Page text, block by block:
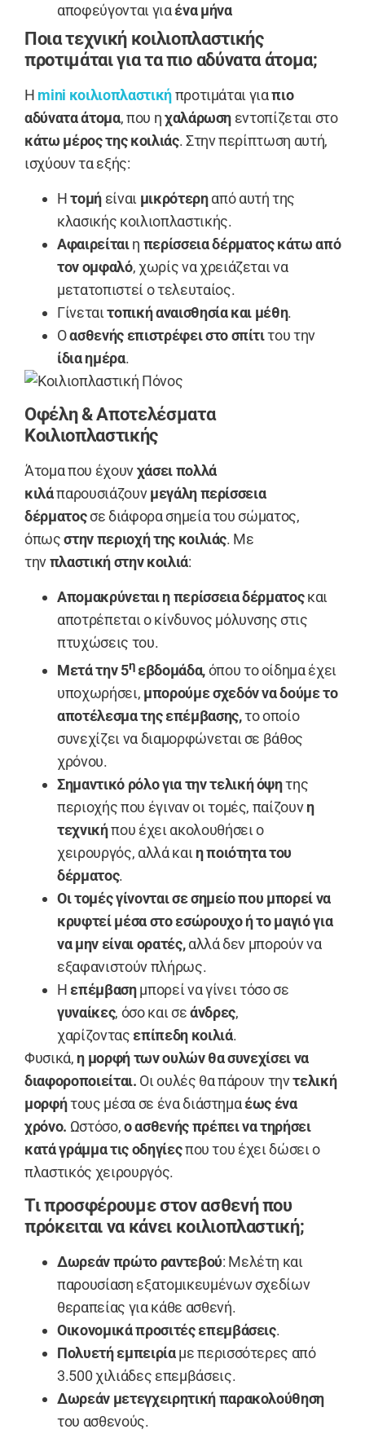
αποφεύγονται γιαένα μήνα
Ποια τεχνική κοιλιοπλαστικής
προτιμάται για τα πιο αδύνατα άτομα;
Η mini κοιλιοπλαστικήπροτιμάται γιαπιο
αδύνατα άτομα, που ηχαλάρωση εντοπίζεται στο
κάτω μέρος της κοιλιάς. Στην περίπτωση αυτή,
ισχύουν τα εξής:
Ητομήείναι μικρότερηαπό αυτή της
κλασικής κοιλιοπλαστικής.
Αφαιρείταιη περίσσεια δέρματος κάτω από
τον ομφαλό, χωρίς να χρειάζεται να
μετατοπιστεί ο τελευταίος.
Γίνεταιτοπική αναισθησία και μέθη.
Οασθενής επιστρέφει στο σπίτιτου την
ίδια ημέρα.
Οφέλη & Αποτελέσματα
Κοιλιοπλαστικής
Άτομα που έχουνχάσει πολλά
κιλάπαρουσιάζουνμεγάλη περίσσεια
δέρματοςσε διάφορα σημεία του σώματος,
όπωςστην περιοχή της κοιλιάς. Με
τηνπλαστική στην κοιλιά:
Απομακρύνεται η περίσσεια δέρματοςκαι
αποτρέπεται ο κίνδυνος μόλυνσης στις
πτυχώσεις του.
Μετά την 5ηεβδομάδα,όπου το οίδημα έχει
υποχωρήσει, μπορούμε σχεδόν να δούμε το
αποτέλεσμα της επέμβασης,το οποίο
συνεχίζει να διαμορφώνεται σε βάθος
χρόνου.
Σημαντικό ρόλο για τηντελική όψητης
περιοχής που έγιναν οι τομές, παίζουνη
τεχνικήπου έχει ακολουθήσει ο
χειρουργός, αλλά και η ποιότητα του
δέρματος.
Οι τομές γίνονται σε σημείο που μπορεί να
κρυφτεί μέσα στο εσώρουχο ή το μαγιό για
να μην είναι ορατές,αλλά δεν μπορούν να
εξαφανιστούν πλήρως.
Η επέμβασημπορεί να γίνει τόσο σε
γυναίκες, όσο και σεάνδρες,
χαρίζοντας επίπεδη κοιλιά.
Φυσικά, η μορφή των ουλών θα συνεχίσει να
διαφοροποιείται. Οι ουλές θα πάρουν τηντελική
μορφήτους μέσα σε ένα διάστημαέως ένα
χρόνο. Ωστόσο,ο ασθενής πρέπει να τηρήσει
κατά γράμμα τις οδηγίεςπου του έχει δώσει ο
πλαστικός χειρουργός.
Τι προσφέρουμε στον ασθενή που
πρόκειται να κάνει κοιλιοπλαστική;
Δωρεάν πρώτο ραντεβού: Μελέτη και
παρουσίαση εξατομικευμένων σχεδίων
θεραπείας για κάθε ασθενή.
Οικονομικά προσιτές επεμβάσεις.
Πολυετή εμπειρίαμε περισσότερες από
3.500 χιλιάδες επεμβάσεις.
Δωρεάν μετεγχειρητική παρακολούθηση
του ασθενούς.